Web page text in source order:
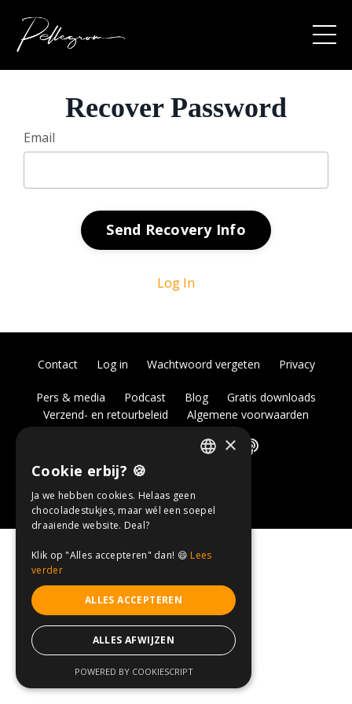
Recover Password
Email
Send Recovery Info
Log In
Contact Log in Wachtwoord vergeten Privacy
Pers & media Podcast Blog
Gratis downloads
Verzend- en retourbeleid
Algemene voorwaarden
© 2026 Pellegrom impact | KvK: 94454949 |
BTW:NL866783829B01
×
Cookie erbij? 🍪
Ja we hebben cookies. Helaas geen
chocoladestukjes, maar wél een soepel
draaiende website. Deal?
Klik op "Alles accepteren" dan! 😄 Lees
verder
ALLES ACCEPTEREN
ALLES AFWIJZEN
POWERED BY COOKIESCRIPT